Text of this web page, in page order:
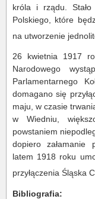
króla i rządu.
Polskiego, które
na utworzenie
26 kwietnia 1917
Narodowego
Parlamentarnego
domagano się
maju, w czasie
w Wiedniu,
powstaniem
dopiero załamanie
latem 1918 roku
przyłączenia Śląska
Bibliografia: